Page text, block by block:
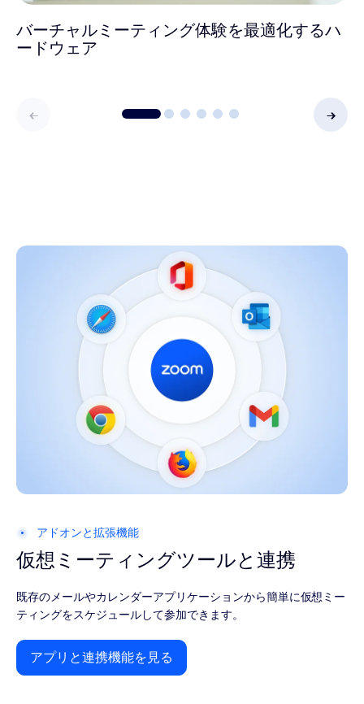
バーチャルミーティング体験を最適化するハ
ードウェア
アドオンと拡張機能
仮想ミーティングツールと連携
既存のメールやカレンダーアプリケーションから簡単に仮想ミー
ティングをスケジュールして参加できます。
アプリと連携機能を見る
アプリと連携機能を見る